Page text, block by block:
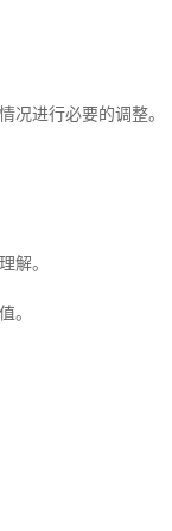
况进行必要的调整。
解。
。